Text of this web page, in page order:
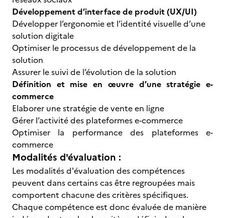
Développement d’interface de produit (UX/UI)
Développer l’ergonomie et l’identité visuelle d’une
solution digitale
Optimiser le processus de développement de la
solution
Assurer le suivi de l’évolution de la solution
Définition et mise en œuvre d’une stratégie e-
commerce
Elaborer une stratégie de vente en ligne
Gérer l’activité des plateformes e-commerce
Optimiser la performance des plateformes e-
commerce
Modalités d'évaluation :
Les modalités d'évaluation des compétences
peuvent dans certains cas être regroupées mais
comportent chacune des critères spécifiques.
Chaque compétence est donc évaluée de manière